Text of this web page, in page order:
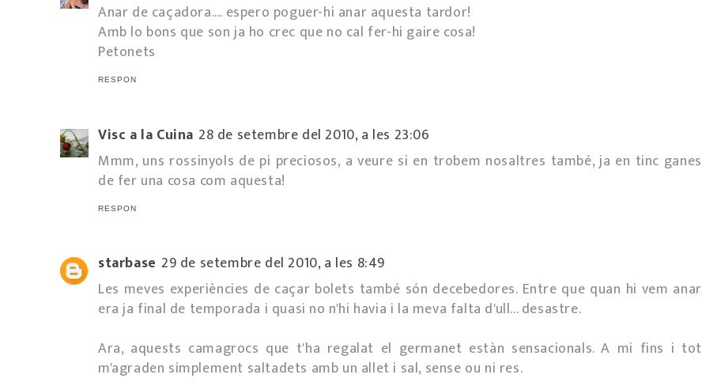
Anar de caçadora.... espero poguer-hi anar aquesta tardor!
Amb lo bons que son ja ho crec que no cal fer-hi gaire cosa!
Petonets
RESPON
Visc a la Cuina 28 de setembre del 2010, a les 23:06
Mmm, uns rossinyols de pi preciosos, a veure si en trobem nosaltres també, ja en tinc ganes
de fer una cosa com aquesta!
RESPON
starbase 29 de setembre del 2010, a les 8:49
Les meves experiències de caçar bolets també són decebedores. Entre que quan hi vem anar
era ja final de temporada i quasi no n'hi havia i la meva falta d'ull... desastre.
Ara, aquests camagrocs que t'ha regalat el germanet estàn sensacionals. A mi fins i tot
m'agraden simplement saltadets amb un allet i sal, sense ou ni res.